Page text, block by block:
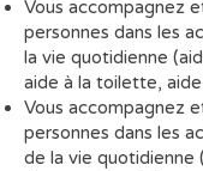
Vous accompagnez
personnes dans les
la vie quotidienne
aide à la toilette,
Vous accompagnez
personnes dans les
de la vie quotidienne